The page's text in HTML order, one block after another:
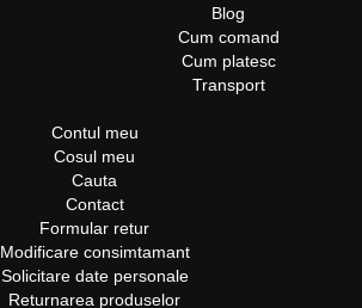
Blog
Cum comand
Cum platesc
Transport
Contul meu
Cosul meu
Cauta
Contact
Formular retur
Modificare consimtamant
Solicitare date personale
Returnarea produselor